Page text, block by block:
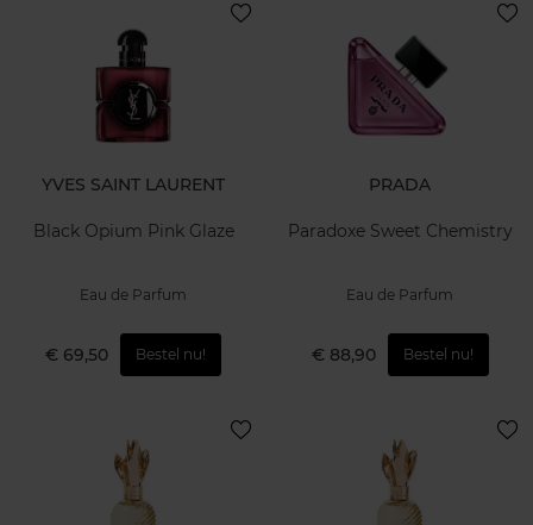
YVES SAINT LAURENT
Black Opium Pink Glaze
Eau de Parfum
€ 69,50 Bestel nu!
PRADA
Paradoxe Sweet Chemistry
Eau de Parfum
€ 88,90 Bestel nu!